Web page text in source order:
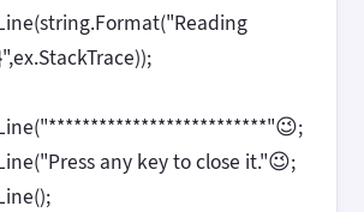
any key to close it."😉;